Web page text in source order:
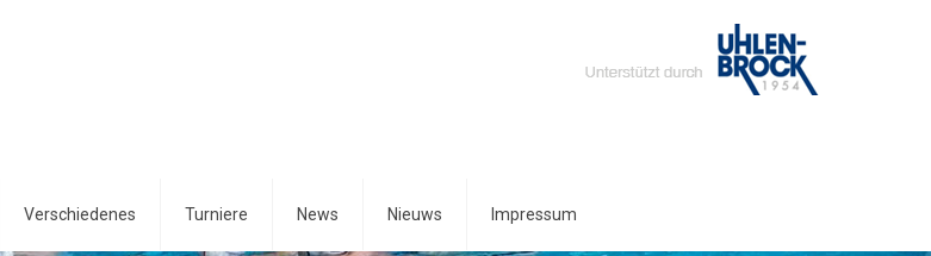
Verschiedenes Turniere News Nieuws Impressum